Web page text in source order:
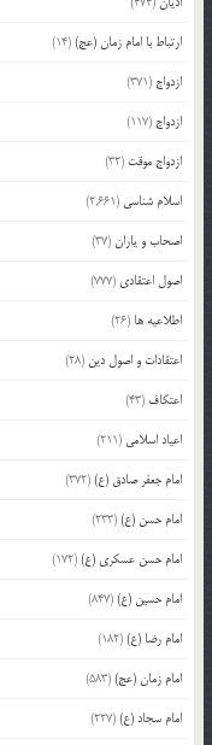
ارتباط با امام زمان (عج)(14)
ازدواج (371)
ازدواج (117)
ازدواج موقت (32)
اسلام شناسی (2,661)
اصحاب و یاران(37)
اصول اعتقادی (777)
اطلاعیه ها (26)
اعتقادات و اصول دین (28)
اعتکاف (43)
اعیاد اسلامی (211)
امام جعفر صادق (ع)(372)
امام حسن (ع)(233)
امام حسن عسکری (ع)(172)
امام حسین (ع)(847)
امام رضا (ع)(182)
امام زمان (عج)(583)
امام سجاد (ع)(227)